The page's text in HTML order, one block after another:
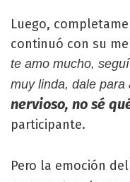
Luego,
continuó con su
te amo mucho,
muy linda, dale para
nervioso, no sé
participante.
Pero la emoción